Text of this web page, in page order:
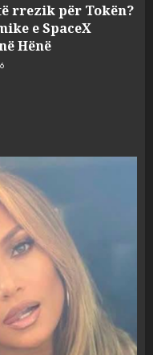
rrezik për Tokën?
e SpaceX
Hënë